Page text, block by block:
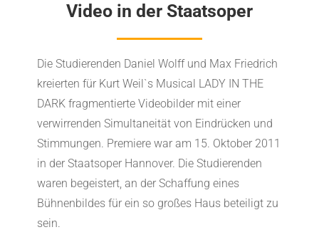
Video in der Staatsoper
Die Studierenden Daniel Wolff und Max Friedrich
kreierten für Kurt Weil`s Musical LADY IN THE
DARK fragmentierte Videobilder mit einer
verwirrenden Simultaneität von Eindrücken und
Stimmungen. Premiere war am 15. Oktober 2011
in der Staatsoper Hannover. Die Studierenden
waren begeistert, an der Schaffung eines
Bühnenbildes für ein so großes Haus beteiligt zu
sein.